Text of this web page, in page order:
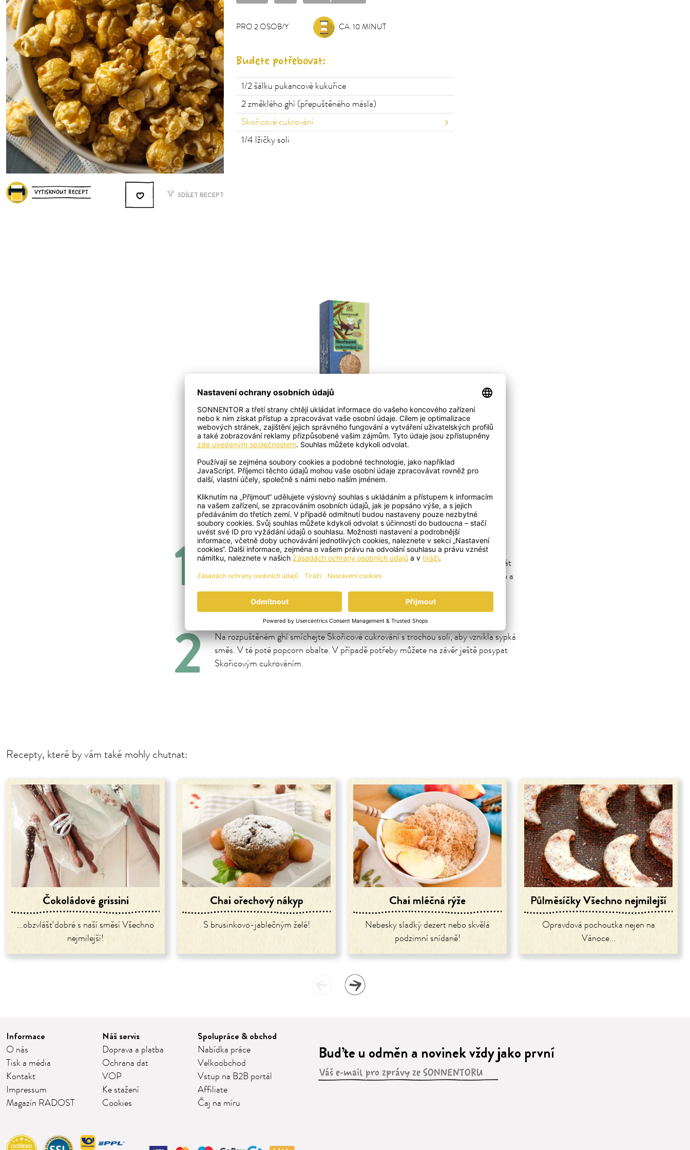
VYTISKNOUT RECEPT SDÍLET RECEPT
PRO2OSOB/Y
OSOB/Y CA. 10 MINUT
Budete potřebovat:
1/2 šálku pukancové kukuřice
2změklého ghí (přepuštěného másla)
Skořicové cukrování
1/4 lžičkysoli
SKOŘICOVÉ CUKROVÁNÍ BIO
KRABIČKA
95 Kč
106 Kč/100g
Cena vč. 12 % DPH
PŘIDAT DO KOŠÍKU
PŘÍPRAVA
Rozehřejte na pánvi ghí. Pak přidejte kukuřice a přiklopte poklicí a můžete
pozorovat, jak zrnka v hrnci skáčou a postupně pukají. Uzavřenou nádobou 1-2krát
zatřeste, aby praskla všechna zrna. Jakmile přestanete slyšet pukání, otevřete víko a
přesypte popcorn do velké mísy.
Na rozpuštěném ghí smíchejte Skořicové cukrování s trochou soli, aby vznikla sypká
směs. V té poté popcorn obalte. V případě potřeby můžete na závěr ještě posypat
Skořicovým cukrováním.
Recepty, které by vám také mohly chutnat:
Čokoládové grissini
...obzvlášť dobré s naší směsí Všechno
nejmilejší!
Chai ořechový nákyp
S brusinkovo-jablečným želé!
Chai mléčná rýže
Nebesky sladký dezert nebo skvělá
podzimní snídaně!
Půlměsíčky Všechno nejmilejší
Opravdová pochoutka nejen na
Vánoce...
Informace
O nás
Tisk a média
Kontakt
Impressum
Magazín RADOST
Náš servis
Doprava a platba
Ochrana dat
VOP
Ke stažení
Cookies
Spolupráce & obchod
Nabídka práce
Velkoobchod
Vstup na B2B portál
Affiliate
Čaj na míru
Buďte u odměn a novinek vždy jako první